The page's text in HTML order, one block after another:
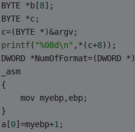
	BYTE *b[
8];
	BYTE *c;
	c=(BYTE *)&argv;
printf ( "%08d\n" ,*(c+8));
	DWORD *NumOfFormat=(DWORD *)
	_asm
	{
		mov myebp,ebp;
	}
	a[
0]=myebp+1 ;